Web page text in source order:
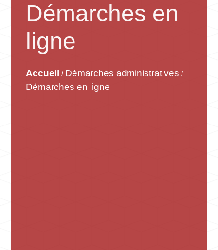
Démarches en
ligne
Accueil / Démarches administratives /
Démarches en ligne